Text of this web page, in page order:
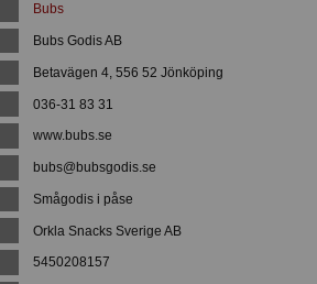
Bubs
Bubs Godis AB
Betavägen 4, 556 52 Jönköping
036-31 83 31
www.bubs.se
bubs@bubsgodis.se
Smågodis i påse
Orkla Snacks Sverige AB
5450208157